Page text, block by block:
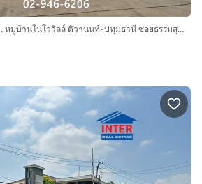
ทาวน์เฮ้าส์ 2 ชั้น 17.8 ตร.ว. หมู่บ้านโนโววิลล์ ติวานนท์-ปทุมธานี ซอยธรรมสุธีร์ ถนนปทุมธานีสายใน ถนนซอยธรรมสุธีร์ เมืองปทุมธานี ปทุมธานี